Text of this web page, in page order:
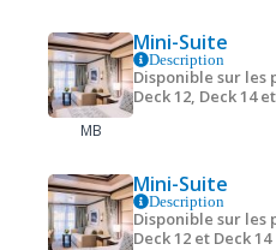
MB
Mini-Suite
Description
Disponible sur les
Deck 12, Deck 14
Mini-Suite
Description
Disponible sur les
Deck 12 et Deck 14